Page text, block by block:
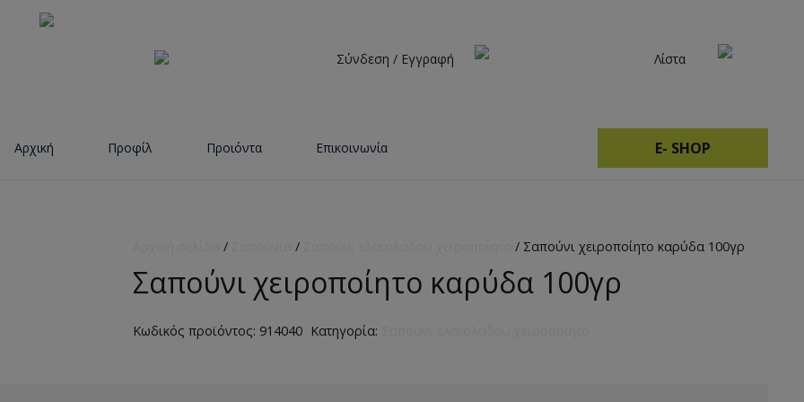
Σύνδεση / Εγγραφή Λίστα
Αρχική Προφίλ Προιόντα Επικοινωνία E- SHOP
/ / / Σαπούνι χειρoποίητο καρύδα 100γρ
Σαπούνι χειρoποίητο καρύδα 100γρ
Κωδικός προϊόντος: 914040 Κατηγορία: